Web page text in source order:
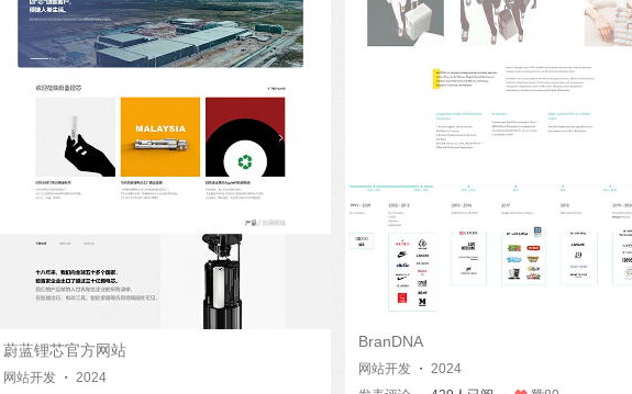
蔚蓝锂芯官方网站
网站开发 ・ 2024
BranDNA
网站开发 ・ 2024